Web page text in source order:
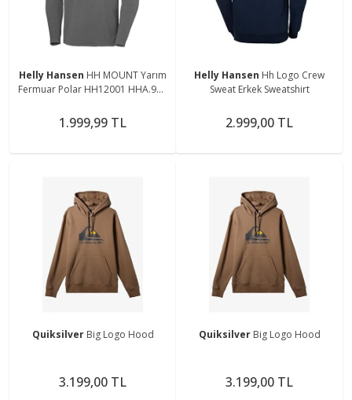
Helly Hansen HH MOUNT Yarım
Fermuar Polar HH12001 HHA.971
1.999,99 TL
Helly Hansen Hh Logo Crew
Sweat Erkek Sweatshirt
2.999,00 TL
Quiksilver Big Logo Hood
3.199,00 TL
Quiksilver Big Logo Hood
3.199,00 TL